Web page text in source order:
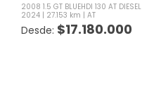
2008 1.5 GT BLUEHDI 130 AT DIESEL
2024
27.153 km AT
$17.180.000